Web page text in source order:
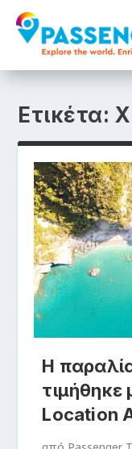
Ετικέτα:
Η
τιμήθηκε
Location